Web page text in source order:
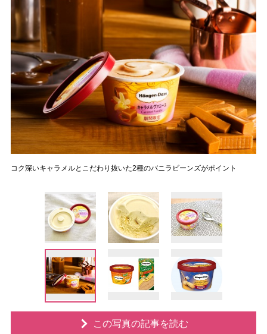
コク深いキャラメルとこだわり抜いた2種のバニラビーンズがポイント
この写真の記事を読む